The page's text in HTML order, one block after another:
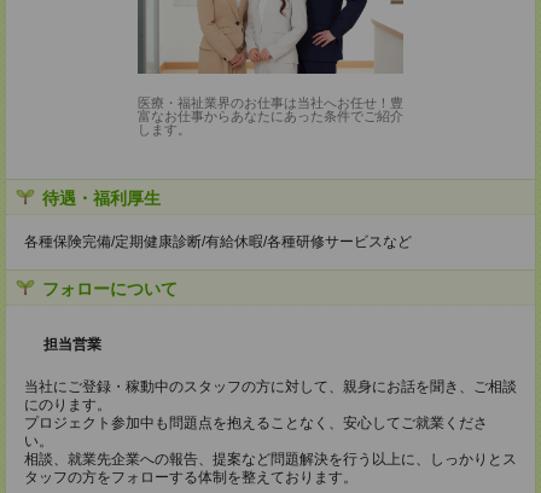
医療・福祉業界のお仕事は当社へお任せ！豊
富なお仕事からあなたにあった条件でご紹介
します。
待遇・福利厚生
各種保険完備/定期健康診断/有給休暇/各種研修サービスなど
フォローについて
担当営業
当社にご登録・稼動中のスタッフの方に対して、親身にお話を聞き、ご相談
にのります。
プロジェクト参加中も問題点を抱えることなく、安心してご就業くださ
い。
相談、就業先企業への報告、提案など問題解決を行う以上に、しっかりとス
タッフの方をフォローする体制を整えております。